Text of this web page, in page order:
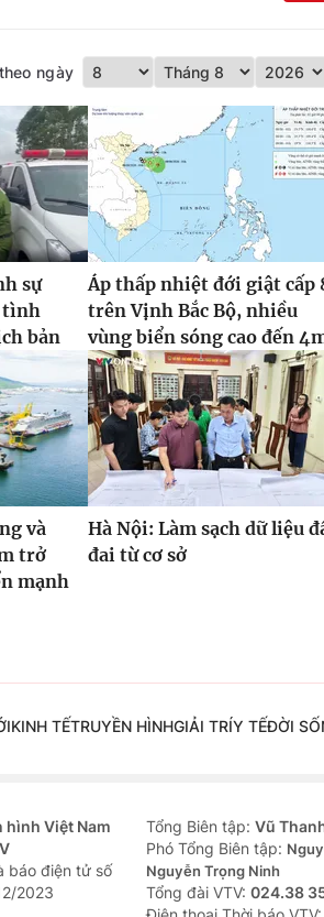
ngày
sự
tình
bản
Áp thấp nhiệt đới giật cấp
trên Vịnh Bắc Bộ, nhiều
vùng biển sóng cao đến
và
trở
mạnh
Hà Nội: Làm sạch dữ liệu
đai từ cơ sở
KINH TẾTRUYỀN HÌNHGIẢI TRÍY TẾĐỜI
hình Việt Nam
báo điện tử số
2023
Tổng Biên tập: Vũ
Phó Tổng Biên tập:
Nguyễn Trọng Ninh
Tổng đài VTV: 024.38